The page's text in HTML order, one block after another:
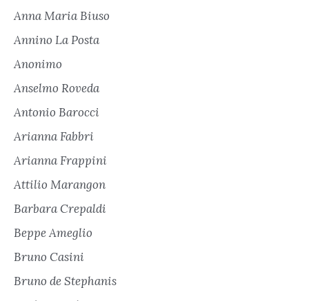
Anna Maria Biuso
Annino La Posta
Anonimo
Anselmo Roveda
Antonio Barocci
Arianna Fabbri
Arianna Frappini
Attilio Marangon
Barbara Crepaldi
Beppe Ameglio
Bruno Casini
Bruno de Stephanis